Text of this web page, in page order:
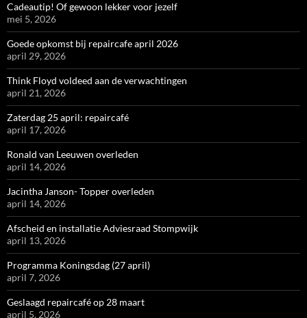
Cadeautip! Of gewoon lekker voor jezelf
mei 5, 2026
Goede opkomst bij repaircafe april 2026
april 29, 2026
Think Floyd voldeed aan de verwachtingen
april 21, 2026
Zaterdag 25 april: repaircafé
april 17, 2026
Ronald van Leeuwen overleden
april 14, 2026
Jacintha Janson- Topper overleden
april 14, 2026
Afscheid en installatie Adviesraad Stompwijk
april 13, 2026
Programma Koningsdag (27 april)
april 7, 2026
Geslaagd repaircafé op 28 maart
april 5, 2026